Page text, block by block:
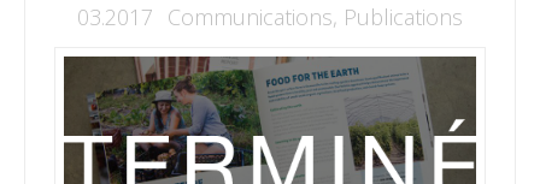
03.2017 Communications, Publications